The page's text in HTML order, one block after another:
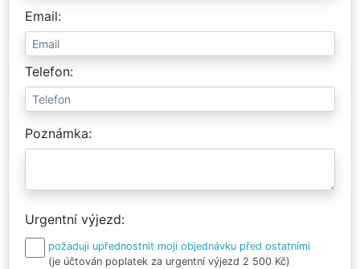
Email
Telefon
Poznámka
Urgentní výjezd
požaduji upřednostnit moji objednávku před ostatními
(je účtován poplatek za urgentní výjezd 2 500 Kč)